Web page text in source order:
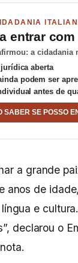
entrar
a cidadania
jurídica aberta
podem ser
antes de
SABER SE POSSO
a grande
anos de
e
declarou o